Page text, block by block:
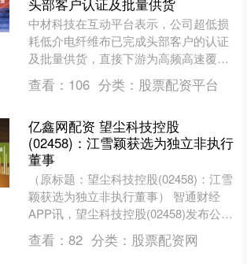
头部客户认证及批量供货
中材科技在互动平台表示，公司超低损
耗低介电纤维布已完成头部客户的认证
及批量供货，直接下游为高频高速覆铜
板企业，新产能会随项目建成而陆续释
放。 举报 第一财经广告....
查看： 106 分类： 股票配资平台
亿鑫网配资 望尘科技控股
(02458)：江雪颖获选为独立非执行
董事
（原标题：望尘科技控股(02458)：江雪
颖获选为独立非执行董事） 智通财经
APP讯，望尘科技控股(02458)发布公
告，梁铭枢先生已于2025年股东周年大
会结....
查看： 82 分类： 股票配资网